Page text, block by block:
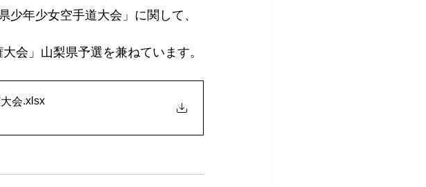
年少女空手道大会」に関して、
会」山梨県予選 を兼ねています。
会.xlsx